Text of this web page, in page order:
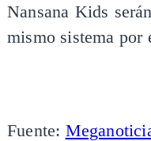
Nansana Kids
mismo sistema por
Fuente: